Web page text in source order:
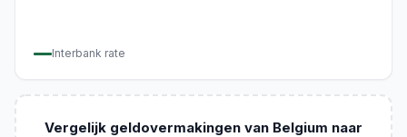
Interbank rate
Vergelijk geldovermakingen van Belgium naar